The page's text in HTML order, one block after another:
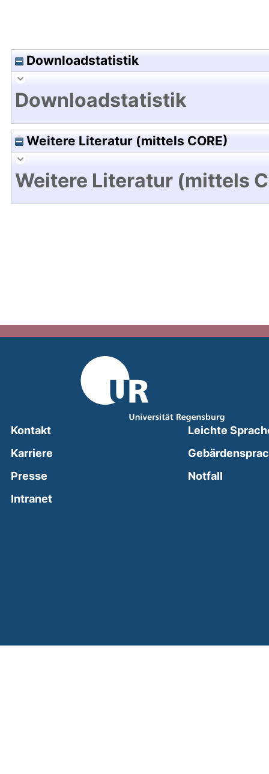
Downloadstatistik
Downloadstatistik
Weitere Literatur (mittels CORE)
Weitere Literatur (mittels
Kontakt
Karriere
Presse
Intranet(external link, opens in a new window)
Leichte
Notfall